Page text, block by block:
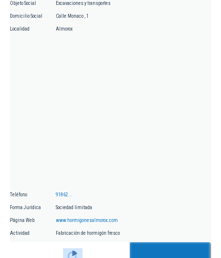
Objeto Social Excavaciones y transportes
Domicilio Social Calle Monaco , 1
Localidad Almorox
Teléfono 91862...
Forma Jurídica Sociedad limitada
Página Web www.hormigonesalmorox.com
Actividad Fabricación de hormigón fresco